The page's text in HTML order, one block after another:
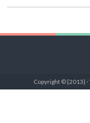
Copyright © {2013} ·